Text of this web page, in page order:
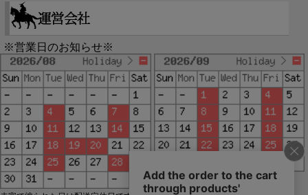
※営業日のお知らせ※